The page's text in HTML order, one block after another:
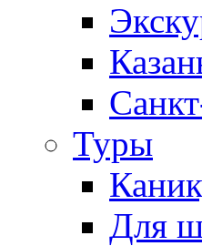
Туры
Для